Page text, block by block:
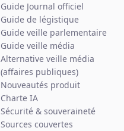
Guide Journal officiel
Guide de légistique
Guide veille parlementaire
Guide veille média
Alternative veille média
(affaires publiques)
Nouveautés produit
Charte IA
Sécurité & souveraineté
Sources couvertes